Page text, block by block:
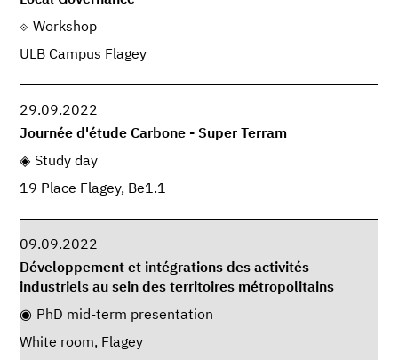
Workshop
ULB Campus Flagey
29.09.2022
Journée d'étude Carbone - Super Terram
Study day
19 Place Flagey, Be1.1
09.09.2022
Développement et intégrations des activités
industriels au sein des territoires métropolitains
PhD mid-term presentation
White room, Flagey